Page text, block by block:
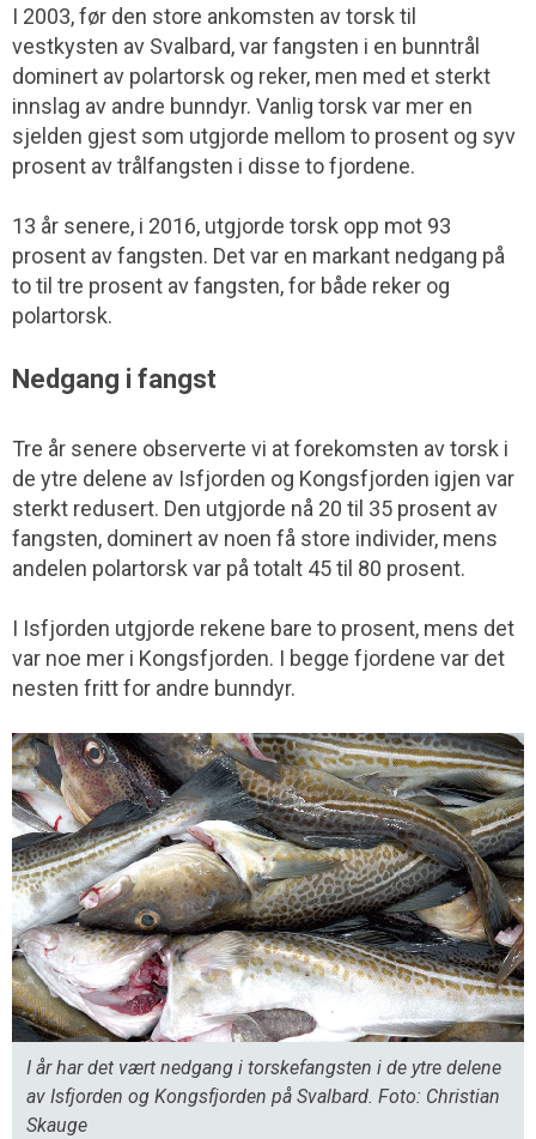
I 2003, før den store ankomsten av torsk til
vestkysten av Svalbard, var fangsten i en bunntrål
dominert av polartorsk og reker, men med et sterkt
innslag av andre bunndyr. Vanlig torsk var mer en
sjelden gjest som utgjorde mellom to prosent og syv
prosent av trålfangsten i disse to fjordene.
13 år senere, i 2016, utgjorde torsk opp mot 93
prosent av fangsten. Det var en markant nedgang på
to til tre prosent av fangsten, for både reker og
polartorsk.
Nedgang i fangst
Tre år senere observerte vi at forekomsten av torsk i
de ytre delene av Isfjorden og Kongsfjorden igjen var
sterkt redusert. Den utgjorde nå 20 til 35 prosent av
fangsten, dominert av noen få store individer, mens
andelen polartorsk var på totalt 45 til 80 prosent.
I Isfjorden utgjorde rekene bare to prosent, mens det
var noe mer i Kongsfjorden. I begge fjordene var det
nesten fritt for andre bunndyr.
I år har det vært nedgang i torskefangsten i de ytre delene
av Isfjorden og Kongsfjorden på Svalbard. Foto: Christian
Skauge